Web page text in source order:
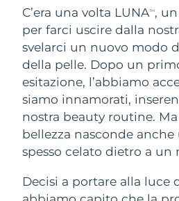
C’era una volta LUNATM,
per farci uscire dalla
svelarci un nuovo modo
della pelle. Dopo un
esitazione, l’abbiamo
siamo innamorati,
nostra beauty routine.
bellezza nasconde
spesso celato dietro a
Decisi a portare alla luce
Offerte speciali
Terapia a luce rossa
Australia
Francia
Germania
Canada
Australia